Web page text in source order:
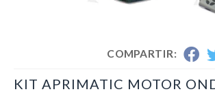
COMPARTIR:
KIT APRIMATIC MOTOR